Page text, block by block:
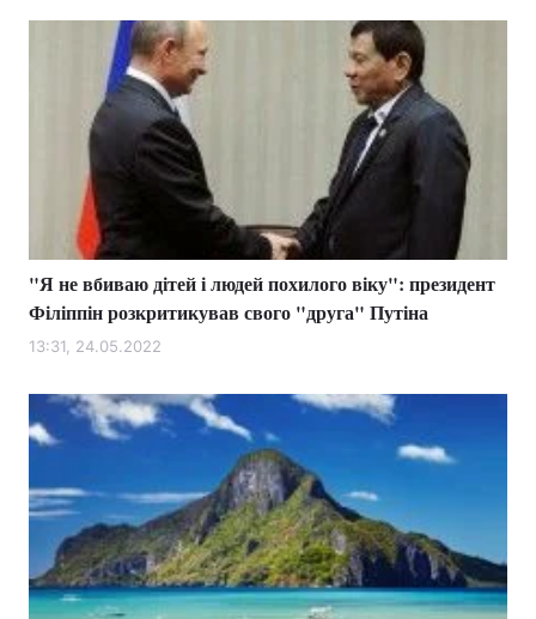
"Я не вбиваю дітей і людей похилого віку": президент
Філіппін розкритикував свого "друга" Путіна
13:31, 24.05.2022